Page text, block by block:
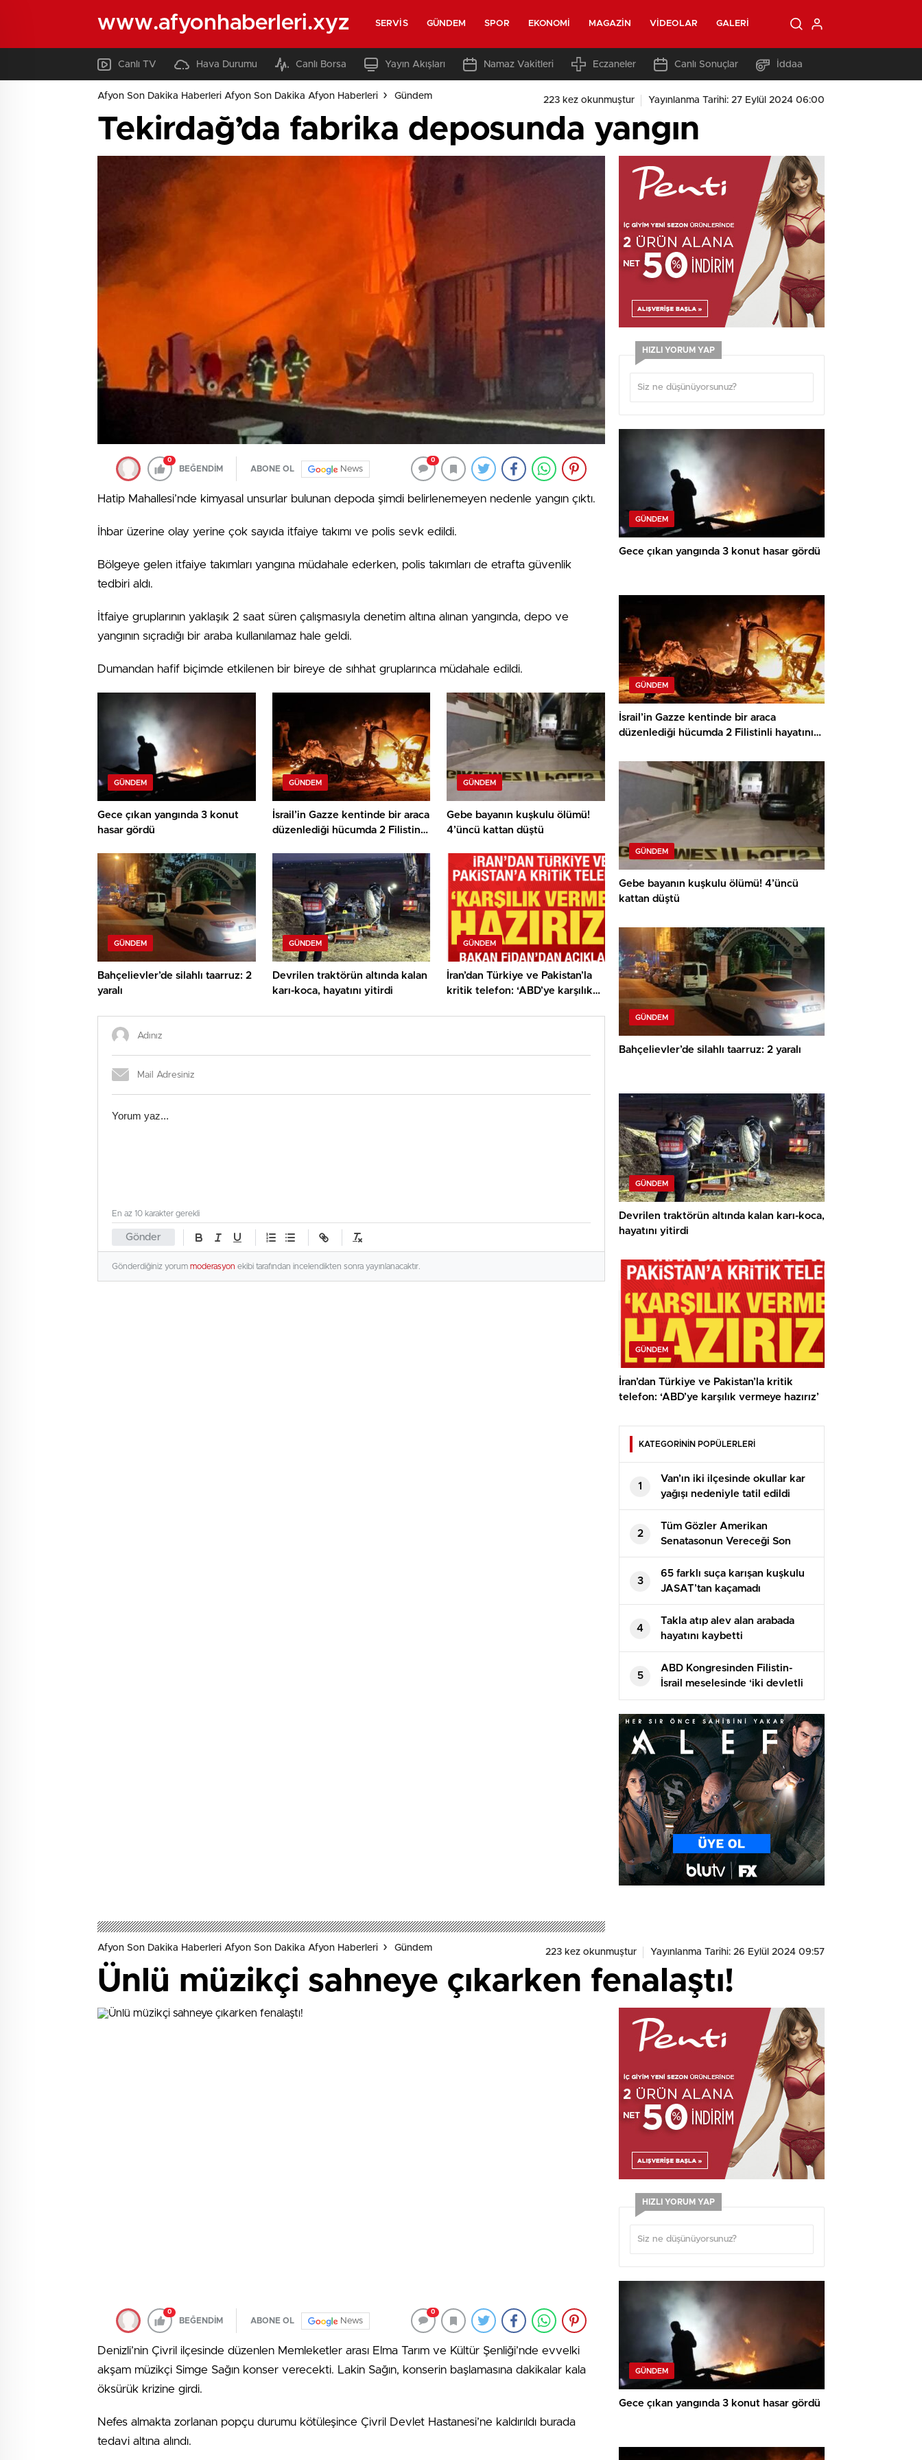
www.afyonhaberleri.xyz SERVIS GÜNDEM SPOR EKONOMI MAGAZIN VIDEOLAR GALERI
Canlı TV Hava Durumu Canlı Borsa Yayın Akışları Namaz Vakitleri Eczaneler Canlı Sonuçlar İddaa
Afyon Son Dakika Haberleri Afyon Son Dakika Afyon Haberleri Gündem 223 kez okunmuştur Yayınlanma Tarihi: 27 Eylül 2024 06:00
Tekirdağ’da fabrika deposunda yangın
0
BEĞENDİM ABONE OL News
0
Hatip Mahallesi’nde kimyasal unsurlar bulunan depoda şimdi belirlenemeyen nedenle yangın çıktı.
İhbar üzerine olay yerine çok sayıda itfaiye takımı ve polis sevk edildi.
Bölgeye gelen itfaiye takımları yangına müdahale ederken, polis takımları de etrafta güvenlik
tedbiri aldı.
İtfaiye gruplarının yaklaşık 2 saat süren çalışmasıyla denetim altına alınan yangında, depo ve
yangının sıçradığı bir araba kullanılamaz hale geldi.
Dumandan hafif biçimde etkilenen bir bireye de sıhhat gruplarınca müdahale edildi.
GÜNDEM
Gece çıkan yangında 3 konut
hasar gördü
GÜNDEM
İsrail’in Gazze kentinde bir araca
düzenlediği hücumda 2 Filistinli
GÜNDEM
Gebe bayanın kuşkulu ölümü!
4’üncü kattan düştü
GÜNDEM
Bahçelievler’de silahlı taarruz: 2
yaralı
GÜNDEM
Devrilen traktörün altında kalan
karı-koca, hayatını yitirdi
GÜNDEM
İran’dan Türkiye ve Pakistan’la
kritik telefon: ‘ABD’ye karşılık
Gönder
En az 10 karakter gerekli
Gönderdiğiniz yorum moderasyon ekibi tarafından incelendikten sonra yayınlanacaktır.
HIZLI YORUM YAP
GÜNDEM
Gece çıkan yangında 3 konut hasar gördü
GÜNDEM
İsrail’in Gazze kentinde bir araca
düzenlediği hücumda 2 Filistinli hayatını
GÜNDEM
Gebe bayanın kuşkulu ölümü! 4’üncü
kattan düştü
GÜNDEM
Bahçelievler’de silahlı taarruz: 2 yaralı
GÜNDEM
Devrilen traktörün altında kalan karı-koca,
hayatını yitirdi
GÜNDEM
İran’dan Türkiye ve Pakistan’la kritik
telefon: ‘ABD’ye karşılık vermeye hazırız’
KATEGORİNİN POPÜLERLERİ
1
Van’ın iki ilçesinde okullar kar
yağışı nedeniyle tatil edildi
2
Tüm Gözler Amerikan
Senatasonun Vereceği Son
Kararda
3
65 farklı suça karışan kuşkulu
JASAT’tan kaçamadı
4
Takla atıp alev alan arabada
hayatını kaybetti
5
ABD Kongresinden Filistin-
İsrail meselesinde ‘iki devletli
çözüme’ destek
Afyon Son Dakika Haberleri Afyon Son Dakika Afyon Haberleri Gündem 223 kez okunmuştur Yayınlanma Tarihi: 26 Eylül 2024 09:57
Ünlü müzikçi sahneye çıkarken fenalaştı!
0
BEĞENDİM ABONE OL News
0
Denizli’nin Çivril ilçesinde düzenlen Memleketler arası Elma Tarım ve Kültür Şenliği’nde evvelki
akşam müzikçi Simge Sağın konser verecekti. Lakin Sağın, konserin başlamasına dakikalar kala
öksürük krizine girdi.
Nefes almakta zorlanan popçu durumu kötüleşince Çivril Devlet Hastanesi’ne kaldırıldı burada
tedavi altına alındı.
HIZLI YORUM YAP
GÜNDEM
Gece çıkan yangında 3 konut hasar gördü